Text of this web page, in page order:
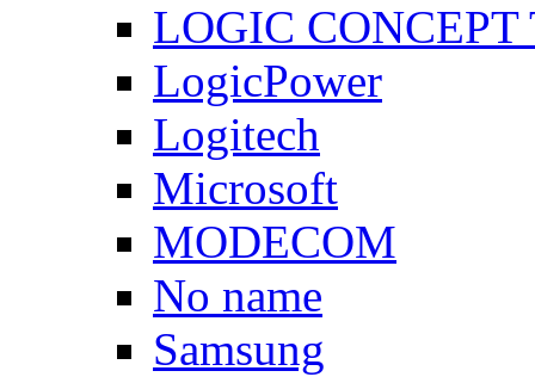
LOGIC CONCEPT
LogicPower
Logitech
Microsoft
MODECOM
No name
Samsung